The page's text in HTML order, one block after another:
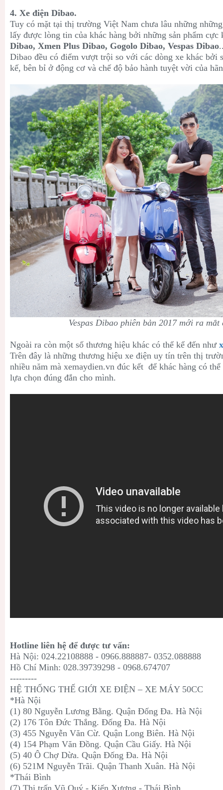
4. Xe điện Dibao.
Tuy có mặt tại thị trường Việt Nam chưa lâu những
lấy được lòng tin của khác hàng bởi những sản phẩm
Dibao, Xmen Plus Dibao, Gogolo Dibao, Vespas Dibao
Dibao đều có điểm vượt trội so với các dòng xe khác bởi
kế, bên bỉ ở động cơ và chế độ bảo hành tuyệt vời của
Vespas Dibao phiên bản 2017 mới ra mắt
Ngoài ra còn một số thương hiệu khác có thể kể đến như
Trên đây là những thương hiệu xe điện uy tín trên thị
nhiều năm mà xemaydien.vn đúc kết để khác hàng có
lựa chọn đúng đắn cho mình.
Hotline liên hệ để được tư vấn:
Hà Nội: 024.22108888 - 0966.888887- 0352.088888
Hồ Chí Minh: 028.39739298 - 0968.674707
---------
HỆ THỐNG THẾ GIỚI XE ĐIỆN – XE MÁY 50CC
*Hà Nội
(1) 80 Nguyễn Lương Bằng. Quận Đống Đa. Hà Nội
(2) 176 Tôn Đức Thắng. Đống Đa. Hà Nội
(3) 455 Nguyễn Văn Cừ. Quận Long Biên. Hà Nội
(4) 154 Phạm Văn Đồng. Quận Cầu Giấy. Hà Nội
(5) 40 Ô Chợ Dừa. Quận Đống Đa. Hà Nội
(6) 521M Nguyễn Trãi. Quận Thanh Xuân. Hà Nội
*Thái Bình
(7) Thị trấn Vũ Quý - Kiến Xương - Thái Bình